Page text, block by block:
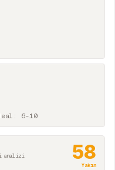
6–10
analizi
58
Yakın